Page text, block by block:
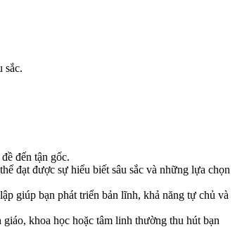
sắc.
đến tận gốc.
đạt được sự hiểu biết sâu sắc và những lựa chọn
giúp bạn phát triển bản lĩnh, khả năng tự chủ và
khoa học hoặc tâm linh thường thu hút bạn